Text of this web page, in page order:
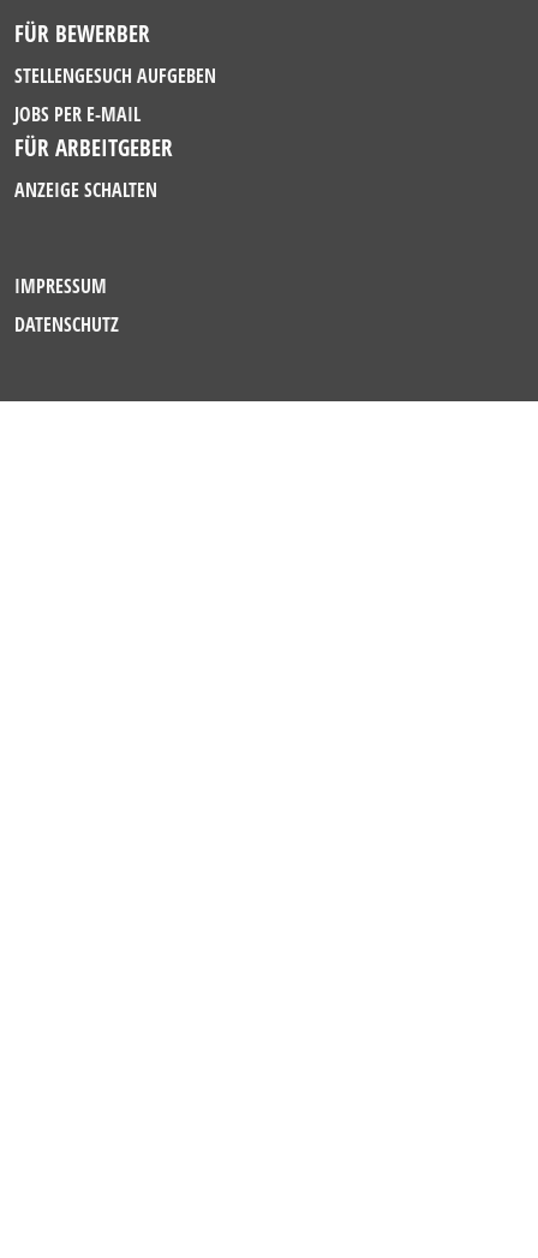
FÜR BEWERBER
STELLENGESUCH AUFGEBEN
JOBS PER E-MAIL
FÜR ARBEITGEBER
ANZEIGE SCHALTEN
IMPRESSUM
DATENSCHUTZ